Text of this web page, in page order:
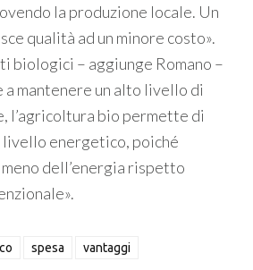
la produzione locale. Un
qualità ad un minore costo».
biologici – aggiunge Romano –
mantenere un alto livello di
l’agricoltura bio permette di
livello energetico, poiché
meno dell’energia rispetto
spesa vantaggi